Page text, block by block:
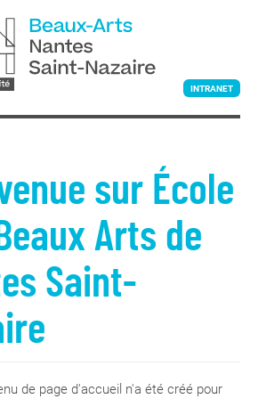
INTRANET
sur École
Arts de
Saint-
de page d'accueil n'a été créé pour